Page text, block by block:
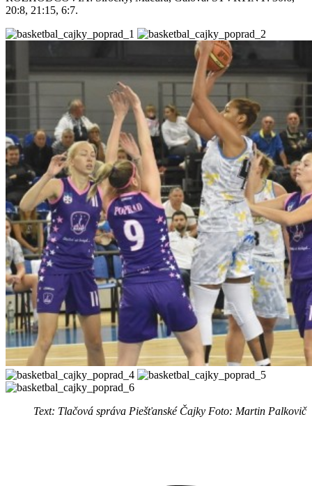
20:8, 21:15, 6:7.
Text: Tlačová správa Piešťanské Čajky Foto: Martin Palkovič